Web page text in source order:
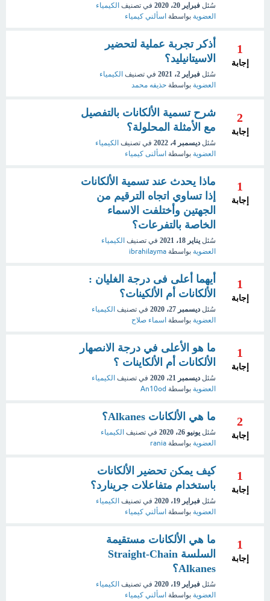
سُئل فبراير 20، 2020 في تصنيف الكيمياء
العضوية بواسطة اسألني كيمياء
1
إجابة
أذكر تجربة عملية لتحضير
الاسيتانيليد؟
سُئل فبراير 2، 2021 في تصنيف الكيمياء
العضوية بواسطة حذيفه محمد
2
إجابة
شرح تسمية الألكانات بالتفصيل
مع الأمثلة المحلولة؟
سُئل ديسمبر 4، 2022 في تصنيف الكيمياء
العضوية بواسطة اسألنى كيمياء
1
إجابة
ماذا يحدث عند تسمية الألكانات
إذا تساوي اتجاه الترقيم من
الجهتين وأختلفت الاسماء
الخاصة بالتفرعات؟
سُئل يناير 18، 2021 في تصنيف الكيمياء
العضوية بواسطة ibrahilayma
1
إجابة
أيهما أعلى فى درجة الغليان :
الألكانات أم الألكينات؟
سُئل ديسمبر 27، 2020 في تصنيف الكيمياء
العضوية بواسطة اسماء صلاح
1
إجابة
ما هو الأعلى في درجة الانصهار
الألكانات أم الألكاينات ؟
سُئل ديسمبر 21، 2020 في تصنيف الكيمياء
العضوية بواسطة An10od
2
إجابة
ما هي الألكانات Alkanes؟
سُئل يونيو 26، 2020 في تصنيف الكيمياء
العضوية بواسطة rania
1
إجابة
كيف يمكن تحضير الألكانات
باستخدام متفاعلات جرينارد؟
سُئل فبراير 19، 2020 في تصنيف الكيمياء
العضوية بواسطة اسألني كيمياء
1
إجابة
ما هي الألكانات مستقيمة
السلسة Straight-Chain
Alkanes؟
سُئل فبراير 19، 2020 في تصنيف الكيمياء
العضوية بواسطة اسألني كيمياء